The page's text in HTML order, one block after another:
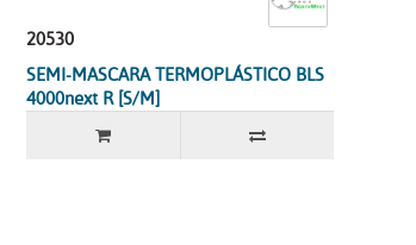
20530
SEMI-MASCARA TERMOPLÁSTICO BLS
4000next R [S/M]